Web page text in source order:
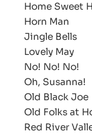
Home Sweet
Horn Man
Jingle Bells
Lovely May
No! No! No!
Oh,
Old Black
Old Folks at
Red River